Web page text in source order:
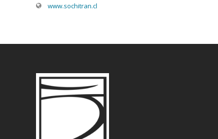
www.sochitran.cl